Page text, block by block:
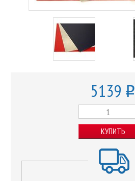
5139 o
КУПИТЬ